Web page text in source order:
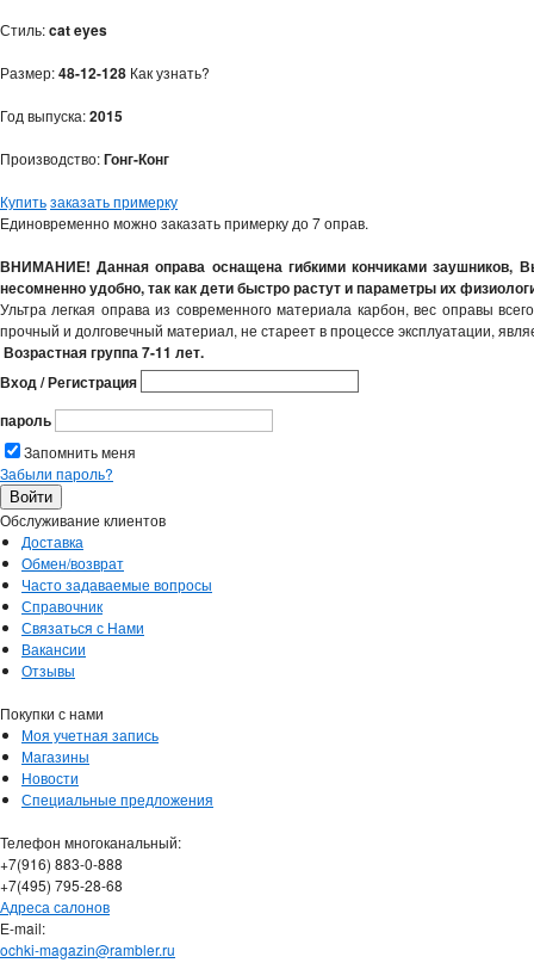
Стиль:cat eyes
Размер:48-12-128 Как узнать?
Год выпуска:2015
Производство:Гонг-Конг
Купитьзаказать примерку
Единовременно можно заказать примерку до 7 оправ.
ВНИМАНИЕ! Данная оправа оснащена гибкими кончиками заушников,
несомненно удобно, так как дети быстро растут и параметры их
Ультра легкая оправа из современного материала карбон, вес оправы
прочный и долговечный материал, не стареет в процессе эксплуатации,
Возрастная группа 7-11 лет.
Вход / Регистрация
пароль
Запомнить меня
Забыли пароль?
Обслуживание клиентов
Доставка
Обмен/возврат
Часто задаваемые вопросы
Справочник
Связаться с Нами
Вакансии
Отзывы
Покупки с нами
Моя учетная запись
Магазины
Новости
Специальные предложения
Телефон многоканальный:
+7(916) 883-0-888
+7(495) 795-28-68
Адреса салонов
Е-mail:
ochki-magazin@rambler.ru